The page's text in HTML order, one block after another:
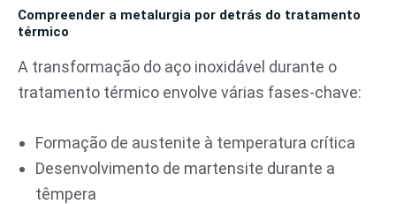
Compreender a metalurgia por detrás do tratamento
térmico
A transformação do aço inoxidável durante o
tratamento térmico envolve várias fases-chave:
Formação de austenite à temperatura crítica
Desenvolvimento de martensite durante a
têmpera